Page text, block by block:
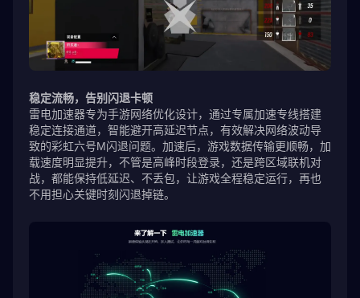
稳定流畅，告别闪退卡顿
雷电加速器专为手游网络优化设计，通过专属加速专线搭建
稳定连接通道，智能避开高延迟节点，有效解决网络波动导
致的彩虹六号M闪退问题。加速后，游戏数据传输更顺畅，加
载速度明显提升，不管是高峰时段登录，还是跨区域联机对
战，都能保持低延迟、不丢包，让游戏全程稳定运行，再也
不用担心关键时刻闪退掉链。